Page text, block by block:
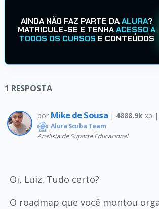
AINDA NÃO FAZ PARTE DAALURA?
MATRICULE-SE E TENHAACESSO A
TODOS OS CURSOS E CONTEÚDOS
1 RESPOSTA
por Mike de Sousa | 4888.9kxp |
Alura Scuba Team
Analista de Suporte Educacional
Oi, Luiz. Tudo certo?
O roadmap que você montou